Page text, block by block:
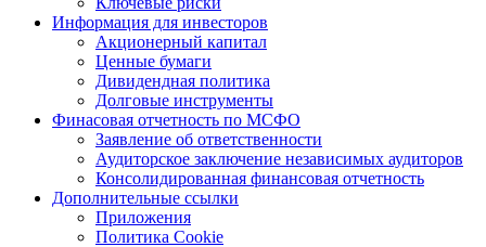
Информация для инвесторов
Акционерный капитал
Ценные бумаги
Дивидендная политика
Долговые инструменты
Финасовая отчетность по МСФО
Заявление об ответственности
Аудиторское заключение независимых аудиторов
Консолидированная финансовая отчетность
Дополнительные ссылки
Приложения
Политика Cookie